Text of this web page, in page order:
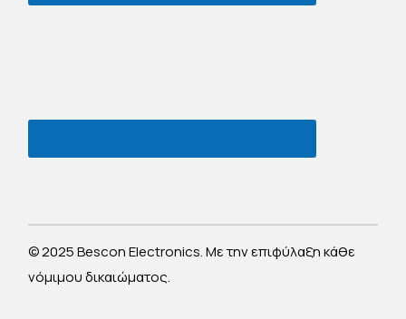
© 2025 Bescon Electronics. Με την επιφύλαξη κάθε
νόμιμου δικαιώματος.